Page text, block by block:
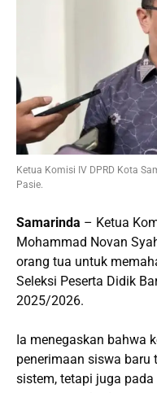
Ketua Komisi IV DPRD Kota
Pasie.
Samarinda – Ketua
Mohammad Novan
orang tua untuk
Seleksi Peserta Didik
2025/2026.
Ia menegaskan bahwa
penerimaan siswa baru
sistem, tetapi juga